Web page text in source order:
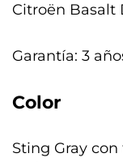
Citroën Basalt
Garantía: 3
Color
Sting Gray